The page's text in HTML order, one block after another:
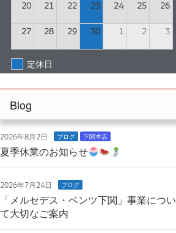
20 21 22 23 24 25 26
27 28 29 30 1 2 3
定休日
Blog
2026年8月2日 ブログ 下関本店
夏季休業のお知らせ
2026年7月24日 ブログ
「メルセデス・ベンツ下関」事業につい
て大切なご案内